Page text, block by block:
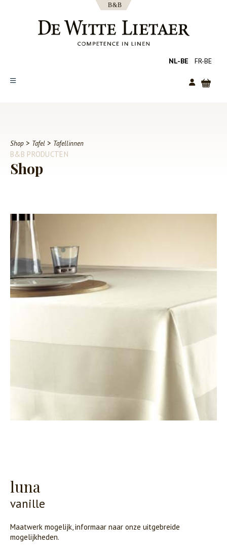
NL-BE FR-BE
OVER ONS
CATALOGUS
NIEUWS
CONTACT
Shop > Tafel > Tafellinnen
B&B PRODUCTEN
Shop
luna
vanille
Maatwerk mogelijk, informaar naar onze uitgebreide
mogelijkheden.